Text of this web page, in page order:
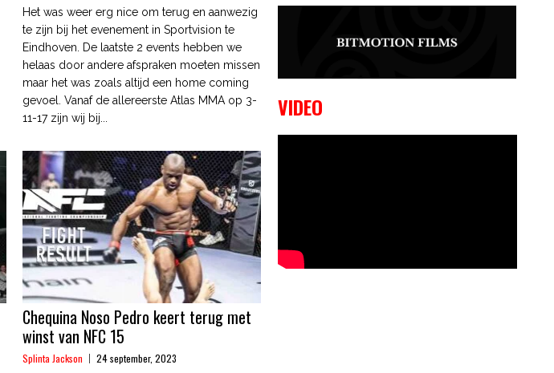
Het was weer erg nice om terug en aanwezig
te zijn bij het evenement in Sportvision te
Eindhoven. De laatste 2 events hebben we
helaas door andere afspraken moeten missen
maar het was zoals altijd een home coming
gevoel. Vanaf de allereerste Atlas MMA op 3-
11-17 zijn wij bij...
Chequina Noso Pedro keert terug met
winst van NFC 15
Splinta Jackson 24 september, 2023
9 OKTOBER, 2023
CWA Lowlands 7
VIDEO